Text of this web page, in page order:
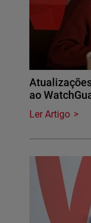
ao
Ler Artigo